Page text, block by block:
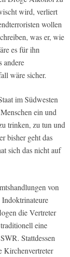
wird, verliert
wollen
was er, wie
es für ihn
andere
wäre sicher.
im Südwesten
ein und
trinken, zu tun und
bisher geht das
sich das nicht auf
von
die Vertreter
eine
Stattdessen
Kirchenvertreter